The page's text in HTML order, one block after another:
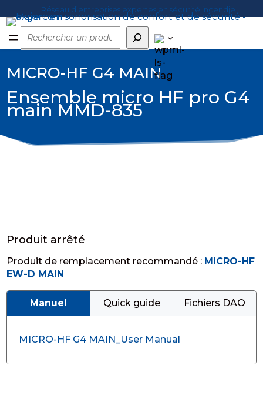
Réseau d’entreprises expertes en sécurité incendie
Rechercher
MICRO-HF G4 MAIN
Ensemble micro HF pro G4
main MMD-835
Produit arrêté
Produit de remplacement recommandé : MICRO-HF
EW-D MAIN
Manuel Quick guide Fichiers DAO
MICRO-HF G4 MAIN_User Manual